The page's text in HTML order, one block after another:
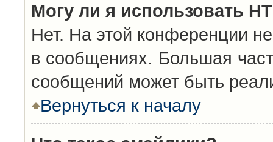
Могу ли я использовать
Нет. На этой конференции
в сообщениях. Большая
сообщений может быть
Вернуться к началу